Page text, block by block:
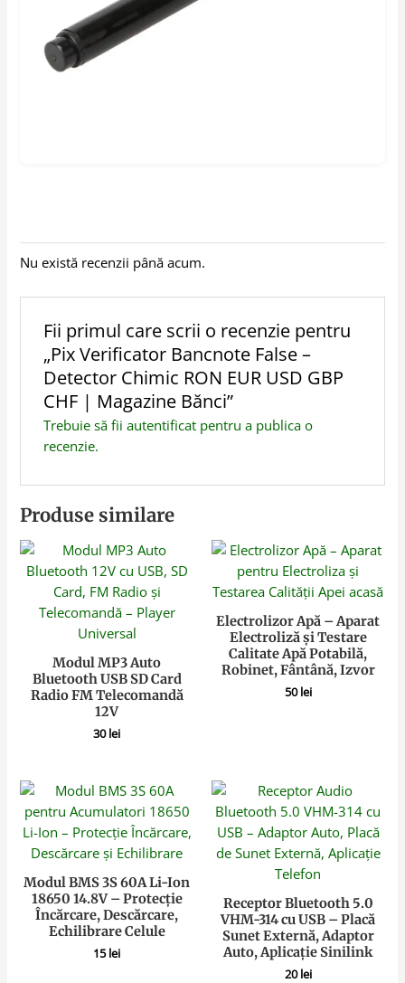
Nu există recenzii până acum.
Fii primul care scrii o recenzie pentru
„Pix Verificator Bancnote False –
Detector Chimic RON EUR USD GBP
CHF | Magazine Bănci”
Trebuie să fii autentificatpentru a publica o
recenzie.
Produse similare
Modul MP3 Auto
Bluetooth USB SD Card
Radio FM Telecomandă
12V
30lei
Electrolizor Apă – Aparat
Electroliză și Testare
Calitate Apă Potabilă,
Robinet, Fântână, Izvor
50lei
Modul BMS 3S 60A Li-Ion
18650 14.8V – Protecție
Încărcare, Descărcare,
Echilibrare Celule
15lei
Receptor Bluetooth 5.0
VHM-314 cu USB – Placă
Sunet Externă, Adaptor
Auto, Aplicație Sinilink
20lei